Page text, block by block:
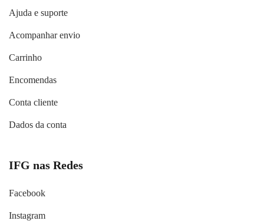
Ajuda e suporte
Acompanhar envio
Carrinho
Encomendas
Conta cliente
Dados da conta
IFG nas Redes
Facebook
Instagram